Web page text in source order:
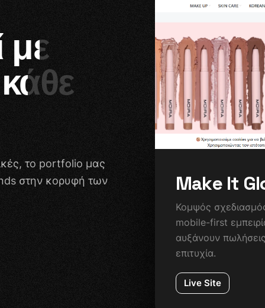
ταχύτητα και σωστό conversion design.
Πάρτε Προσφορά
Περιλαμβάνει
Διασύνδεση πληρωμών
Βασικές αυτοματοποιήσεις (emails,
cart recovery)
SEO optimized product templates
Προηγμένο performance optimization
με
το portfolio μας
στην κορυφή των
Make It Gl
Κομψός
mobile-first
αυξάνουν
επιτυχία.
Live Site